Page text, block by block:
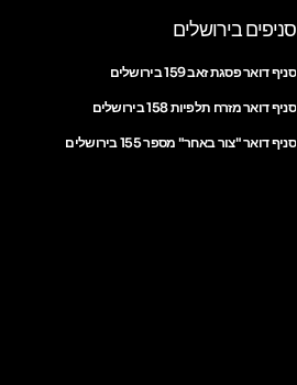
סניפים בירושלים
סניף דואר פסגת זאב 159 בירושלים
סניף דואר מזרח תלפיות 158 בירושלים
סניף דואר "צור באחר" מספר 155 בירושלים